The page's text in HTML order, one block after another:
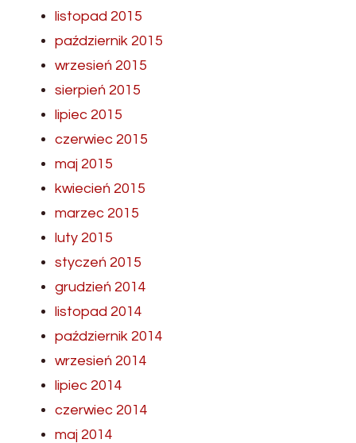
listopad 2015
październik 2015
wrzesień 2015
sierpień 2015
lipiec 2015
czerwiec 2015
maj 2015
kwiecień 2015
marzec 2015
luty 2015
styczeń 2015
grudzień 2014
listopad 2014
październik 2014
wrzesień 2014
lipiec 2014
czerwiec 2014
maj 2014